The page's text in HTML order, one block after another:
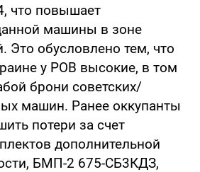
что повышает
машины в зоне
Это обусловлено тем, что
у РОВ высокие, в том
брони советских/
машин. Ранее оккупанты
потери за счет
дополнительной
БМП-2 675-СБ3КДЗ,